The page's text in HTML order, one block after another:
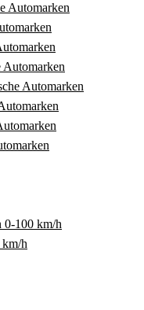
Automarken
Automarken
Automarken
0-100 km/h
h